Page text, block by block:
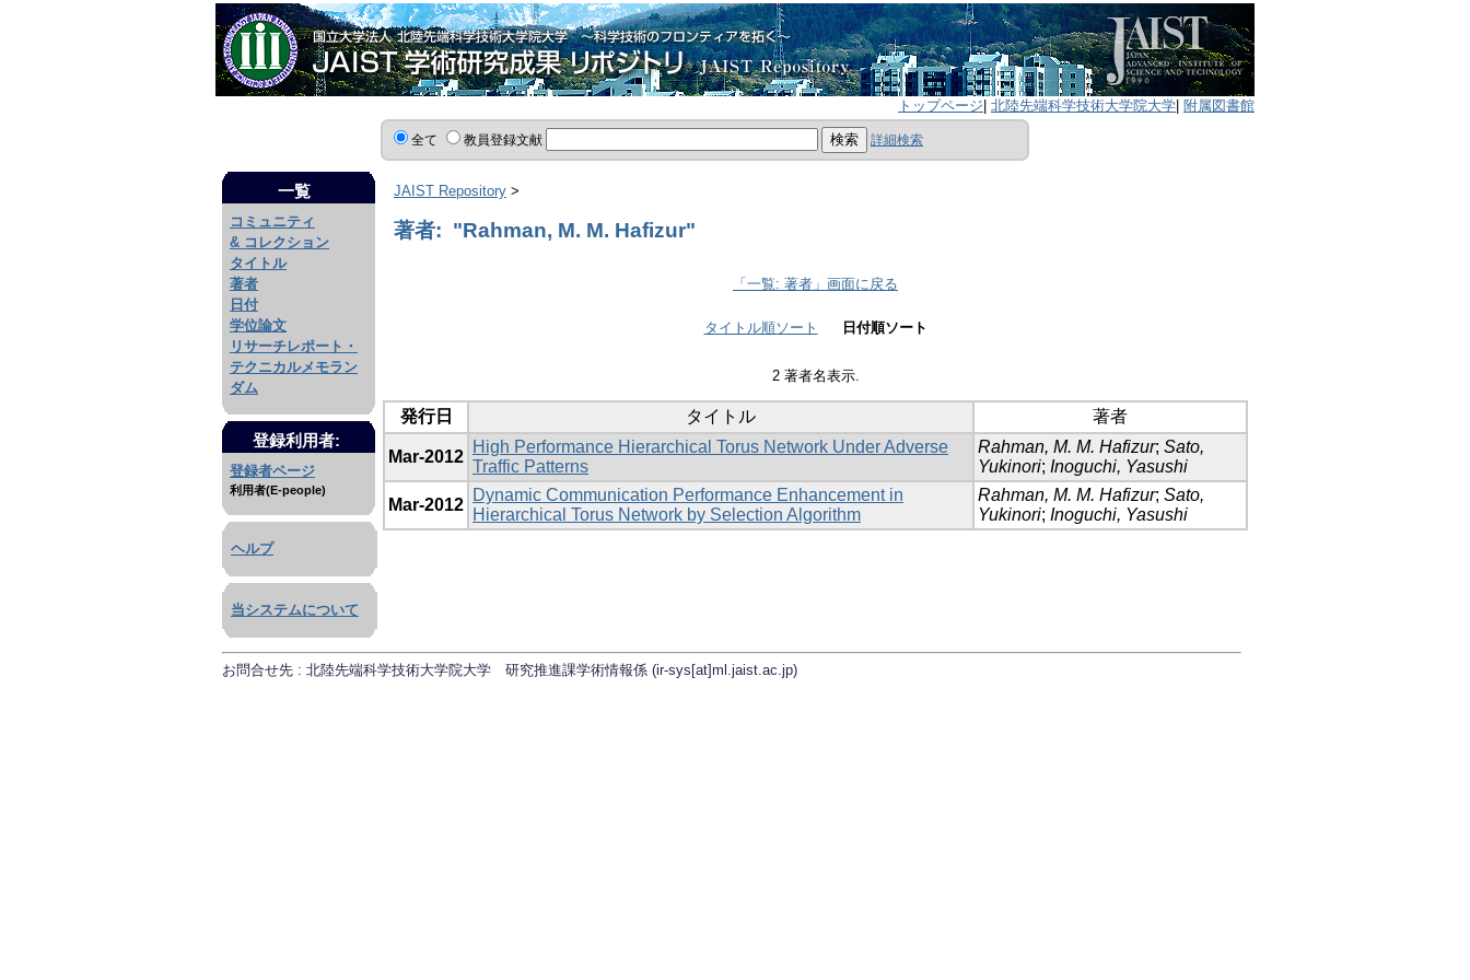
トップページ 北陸先端科学技術大学院大学 附属図書館
全て 教員登録文献 詳細検索
一覧
コミュニティ
& コレクション
タイトル
著者
日付
学位論文
リサーチレポート・
テクニカルメモラン
ダム
登録利用者:
登録者ページ
利用者(E-people)
ヘルプ
当システムについて
JAIST Repository >
著者: "Rahman, M. M. Hafizur"
「一覧: 著者」画面に戻る
タイトル順ソート 日付順ソート
2 著者名表示.
発行日 タイトル 著者
Mar-2012
High Performance Hierarchical Torus Network Under Adverse
Traffic Patterns
Rahman, M. M. Hafizur; Sato,
Yukinori; Inoguchi, Yasushi
Mar-2012
Dynamic Communication Performance Enhancement in
Hierarchical Torus Network by Selection Algorithm
Rahman, M. M. Hafizur; Sato,
Yukinori; Inoguchi, Yasushi
お問合せ先 : 北陸先端科学技術大学院大学 研究推進課学術情報係 (ir-sys[at]ml.jaist.ac.jp)